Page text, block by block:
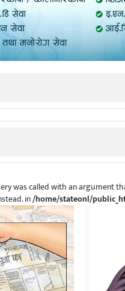
was called with an argument
in/home/stateonl/